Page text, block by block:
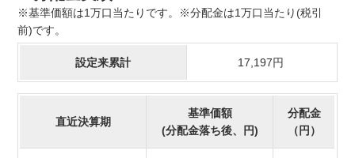
※基準価額は1万口当たりです。※分配金は1万口当たり(税引
前)です。
設定来累計 17,197円
直近決算期
基準価額
(分配金落ち後、円)
分配金
（円）